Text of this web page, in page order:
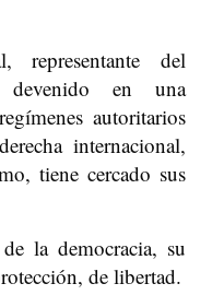
representante del
devenido en una
autoritarios
internacional,
tiene cercado sus
la democracia, su
de libertad.